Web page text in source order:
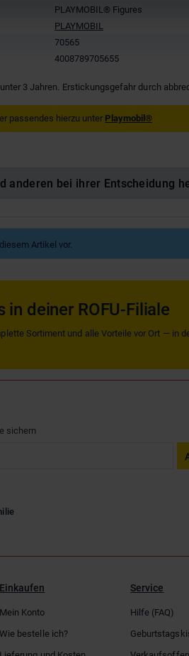
PLAYMOBIL® Figures
PLAYMOBIL
70565
4008789705655
3 Jahren. Erstickungsgefahr durch
passendes hierzu unter Playmobil®
anderen bei ihrer Entscheidung
Artikel vor.
in deiner ROFU-Filiale
Sortiment und alle Vorteile vor Ort — in
sichern
Einkaufen
Mein Konto
Wie bestelle ich?
Service
Hilfe (FAQ)